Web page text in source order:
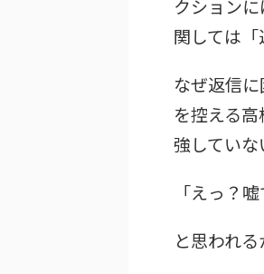
クション
関しては「
なぜ返信
を控える
強していな
「えっ？
と思われる